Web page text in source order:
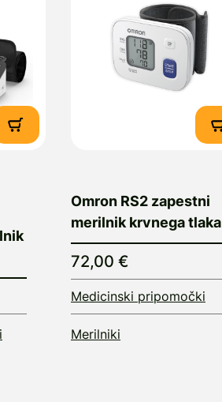
Omron RS2 zapestni
merilnik krvnega tlaka
72,00 €
Medicinski pripomočki
Merilniki